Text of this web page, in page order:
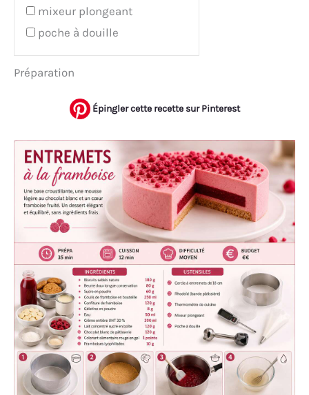
mixeur plongeant
poche à douille
Préparation
Épingler cette recette sur Pinterest